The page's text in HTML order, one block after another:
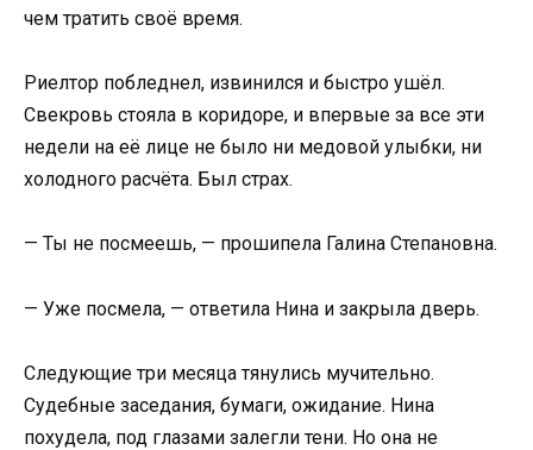
чем тратить своё время.
Риелтор побледнел, извинился и быстро ушёл.
Свекровь стояла в коридоре, и впервые за все эти
недели на её лице не было ни медовой улыбки, ни
холодного расчёта. Был страх.
— Ты не посмеешь, — прошипела Галина Степановна.
— Уже посмела, — ответила Нина и закрыла дверь.
Следующие три месяца тянулись мучительно.
Судебные заседания, бумаги, ожидание. Нина
похудела, под глазами залегли тени. Но она не